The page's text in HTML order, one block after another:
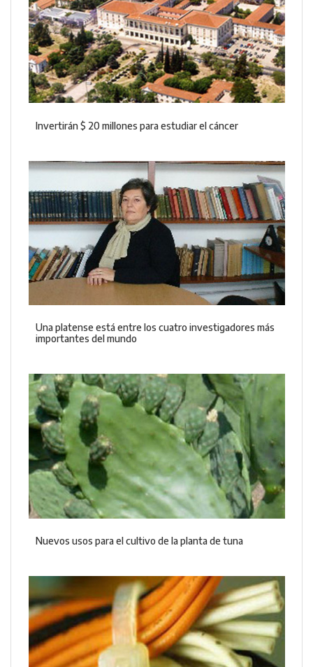
Invertirán $ 20 millones para estudiar el cáncer
Una platense está entre los cuatro investigadores más
importantes del mundo
Nuevos usos para el cultivo de la planta de tuna